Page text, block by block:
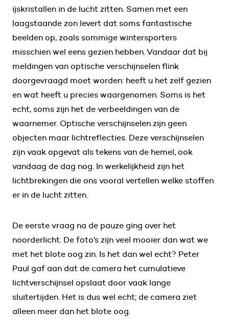
ijskristallen in de lucht zitten. Samen met een
laagstaande zon levert dat soms fantastische
beelden op, zoals sommige wintersporters
misschien wel eens gezien hebben. Vandaar dat bij
meldingen van optische verschijnselen flink
doorgevraagd moet worden: heeft u het zelf gezien
en wat heeft u precies waargenomen. Soms is het
echt, soms zijn het de verbeeldingen van de
waarnemer. Optische verschijnselen zijn geen
objecten maar lichtreflecties. Deze verschijnselen
zijn vaak opgevat als tekens van de hemel, ook
vandaag de dag nog. In werkelijkheid zijn het
lichtbrekingen die ons vooral vertellen welke stoffen
er in de lucht zitten.
De eerste vraag na de pauze ging over het
noorderlicht. De foto’s zijn veel mooier dan wat we
met het blote oog zin. Is het dan wel echt? Peter
Paul gaf aan dat de camera het cumulatieve
lichtverschijnsel opslaat door vaak lange
sluitertijden. Het is dus wel echt; de camera ziet
alleen meer dan het blote oog.